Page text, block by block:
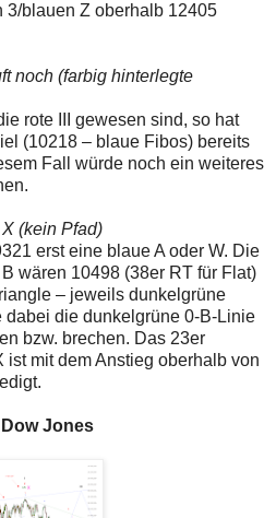
blauen Z oberhalb 12405
noch (farbig hinterlegte
rote III gewesen sind, so hat
(10218 – blaue Fibos) bereits
Fall würde noch ein weiteres
(kein Pfad)
erst eine blaue A oder W. Die
wären 10498 (38er RT für Flat)
– jeweils dunkelgrüne
dabei die dunkelgrüne 0-B-Linie
bzw. brechen. Das 23er
ist mit dem Anstieg oberhalb von
Jones